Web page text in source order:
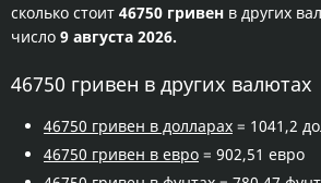
сколько стоит 46750 гривен в других
число 9 августа 2026.
46750 гривен в других валютах
46750 гривен в долларах = 1041,2
46750 гривен в евро = 902,51 евро